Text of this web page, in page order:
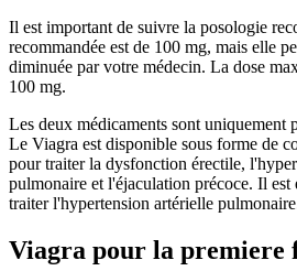
Il est important de suivre la posologie
recommandée est de 100 mg, mais elle
diminuée par votre médecin. La dose
100 mg.
Les deux médicaments sont uniquement
Le Viagra est disponible sous forme de
pour traiter la dysfonction érectile,
pulmonaire et l'éjaculation précoce. Il est
traiter l'hypertension artérielle
Viagra pour la premiere